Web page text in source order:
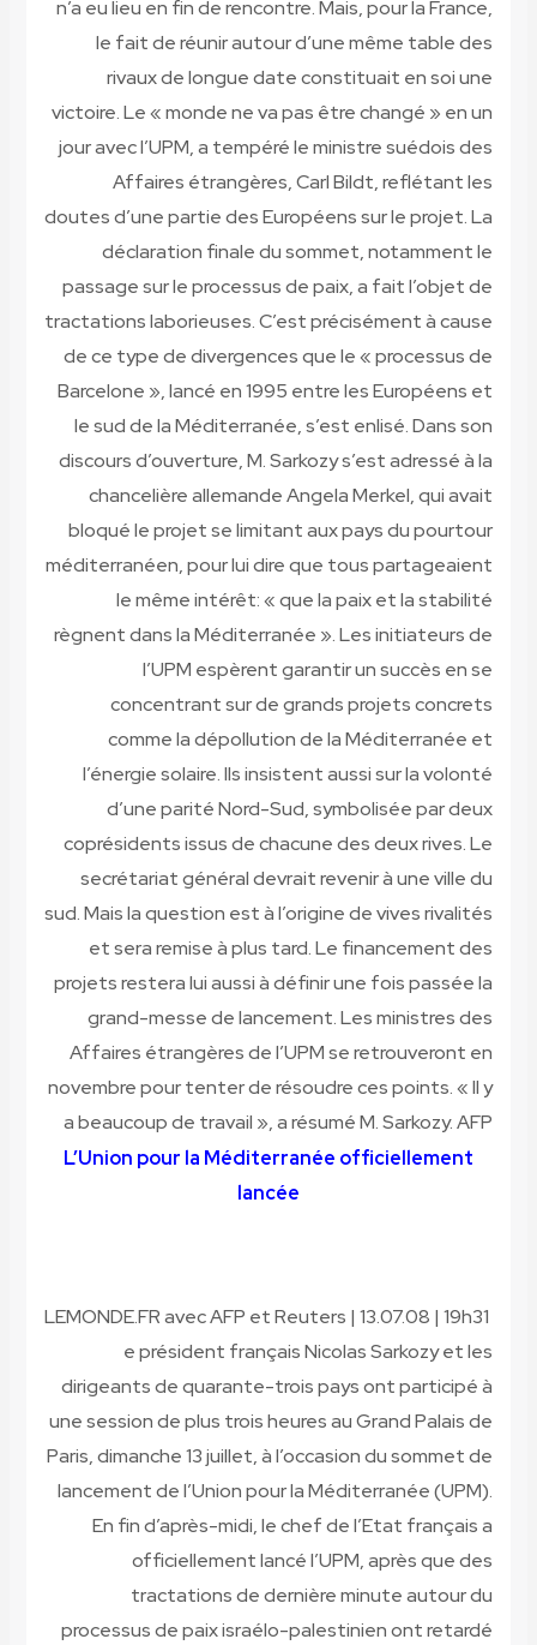
n’a eu lieu en fin de rencontre. Mais, pour la France,
le fait de réunir autour d’une même table des
rivaux de longue date constituait en soi une
victoire. Le « monde ne va pas être changé » en un
jour avec l’UPM, a tempéré le ministre suédois des
Affaires étrangères, Carl Bildt, reflétant les
doutes d’une partie des Européens sur le projet. La
déclaration finale du sommet, notamment le
passage sur le processus de paix, a fait l’objet de
tractations laborieuses. C’est précisément à cause
de ce type de divergences que le « processus de
Barcelone », lancé en 1995 entre les Européens et
le sud de la Méditerranée, s’est enlisé. Dans son
discours d’ouverture, M. Sarkozy s’est adressé à la
chancelière allemande Angela Merkel, qui avait
bloqué le projet se limitant aux pays du pourtour
méditerranéen, pour lui dire que tous partageaient
le même intérêt: « que la paix et la stabilité
règnent dans la Méditerranée ». Les initiateurs de
l’UPM espèrent garantir un succès en se
concentrant sur de grands projets concrets
comme la dépollution de la Méditerranée et
l’énergie solaire. Ils insistent aussi sur la volonté
d’une parité Nord-Sud, symbolisée par deux
coprésidents issus de chacune des deux rives. Le
secrétariat général devrait revenir à une ville du
sud. Mais la question est à l’origine de vives rivalités
et sera remise à plus tard. Le financement des
projets restera lui aussi à définir une fois passée la
grand-messe de lancement. Les ministres des
Affaires étrangères de l’UPM se retrouveront en
novembre pour tenter de résoudre ces points. « Il y
a beaucoup de travail », a résumé M. Sarkozy.AFP
L’Union pour la Méditerranée officiellement
lancée
LEMONDE.FR avec AFP et Reuters | 13.07.08 | 19h31
e président français Nicolas Sarkozy et les
dirigeants de quarante-trois pays ont participé à
une session de plus trois heures au Grand Palais de
Paris, dimanche 13 juillet, à l’occasion du sommet de
lancement de l’Union pour la Méditerranée (UPM).
En fin d’après-midi, le chef de l’Etat français a
officiellement lancé l’UPM, après que des
tractations de dernière minute autour du
processus de paix israélo-palestinien ont retardé